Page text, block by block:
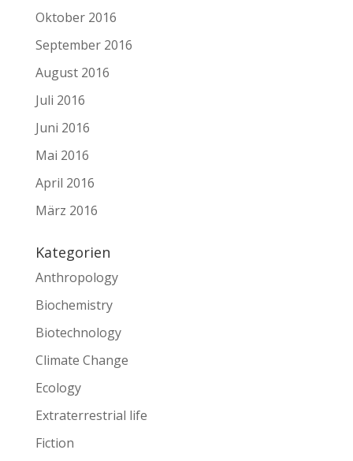
Oktober 2016
September 2016
August 2016
Juli 2016
Juni 2016
Mai 2016
April 2016
März 2016
Kategorien
Anthropology
Biochemistry
Biotechnology
Climate Change
Ecology
Extraterrestrial life
Fiction